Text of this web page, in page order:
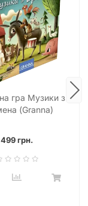
гра Музики з
(Granna)
499 грн.